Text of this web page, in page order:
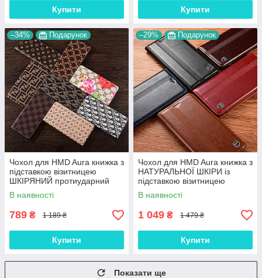
Купити Купити
–34% Подарунок
Чохол для HMD Aura книжка з
підставкою візитницею
ШКІРЯНИЙ протиударний
магнітний "COUTURE"
В наявності
789 ₴ 1 189 ₴
Купити
–29% Подарунок
Чохол для HMD Aura книжка з
НАТУРАЛЬНОЇ ШКІРИ із
підставкою візитницею
протиударний магнітний
"ITALIAN"
В наявності
1 049 ₴ 1 479 ₴
Купити
Показати ще